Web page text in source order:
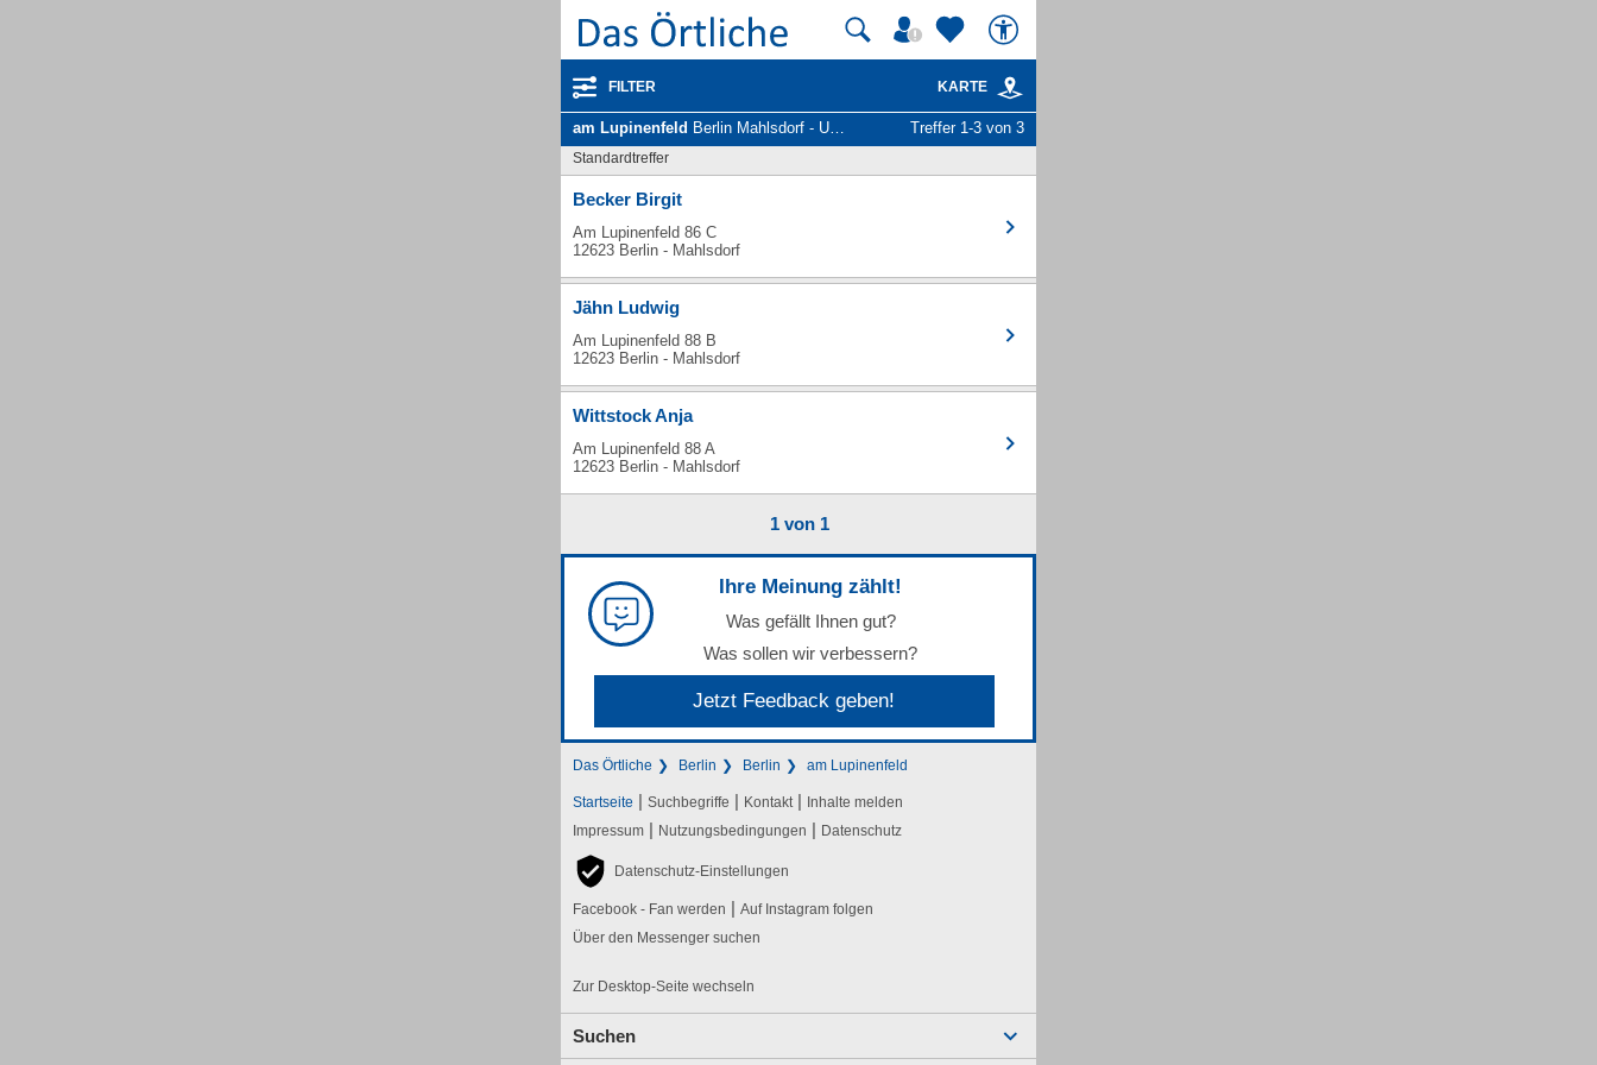
FILTER KARTE
am Lupinenfeld Berlin Mahlsdorf - Unternehmen und Personen Treffer 1-3 von 3
Standardtreffer
Becker Birgit
Am Lupinenfeld 86 C
12623 Berlin - Mahlsdorf
Jähn Ludwig
Am Lupinenfeld 88 B
12623 Berlin - Mahlsdorf
Wittstock Anja
Am Lupinenfeld 88 A
12623 Berlin - Mahlsdorf
1 von 1
Ihre Meinung zählt!
Was gefällt Ihnen gut?
Was sollen wir verbessern?
Jetzt Feedback geben!
Das Örtliche Berlin Berlin am Lupinenfeld
Startseite | Suchbegriffe | Kontakt | Inhalte melden
Impressum | Nutzungsbedingungen | Datenschutz
Datenschutz-Einstellungen
Facebook - Fan werden | Auf Instagram folgen
Über den Messenger suchen
Zur Desktop-Seite wechseln
Suchen